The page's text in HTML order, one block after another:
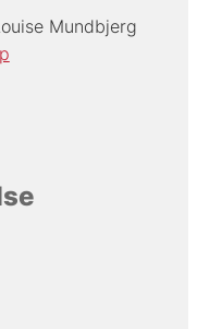
Mundbjerg